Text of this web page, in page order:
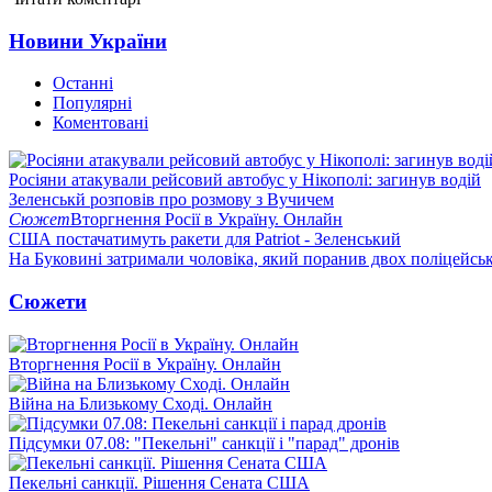
Новини України
Останні
Популярні
Коментовані
Росіяни атакували рейсовий автобус у Нікополі: загинув водій
Зеленськй розповів про розмову з Вучичем
СюжетВторгнення Росії в Україну. Онлайн
США постачатимуть ракети для Patriot - Зеленський
На Буковині затримали чоловіка, який поранив двох
Сюжети
Вторгнення Росії в Україну. Онлайн
Війна на Близькому Сході. Онлайн
Підсумки 07.08: "Пекельні" санкції і "парад" дронів
Пекельні санкції. Рішення Сената США